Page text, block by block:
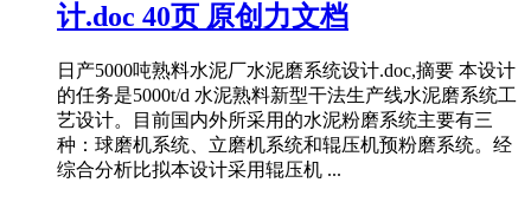
计.doc 40页 原创力文档
日产5000吨熟料水泥厂水泥磨系统设计.doc,摘要 本设计
的任务是5000t/d 水泥熟料新型干法生产线水泥磨系统工
艺设计。目前国内外所采用的水泥粉磨系统主要有三
种：球磨机系统、立磨机系统和辊压机预粉磨系统。经
综合分析比拟本设计采用辊压机 ...